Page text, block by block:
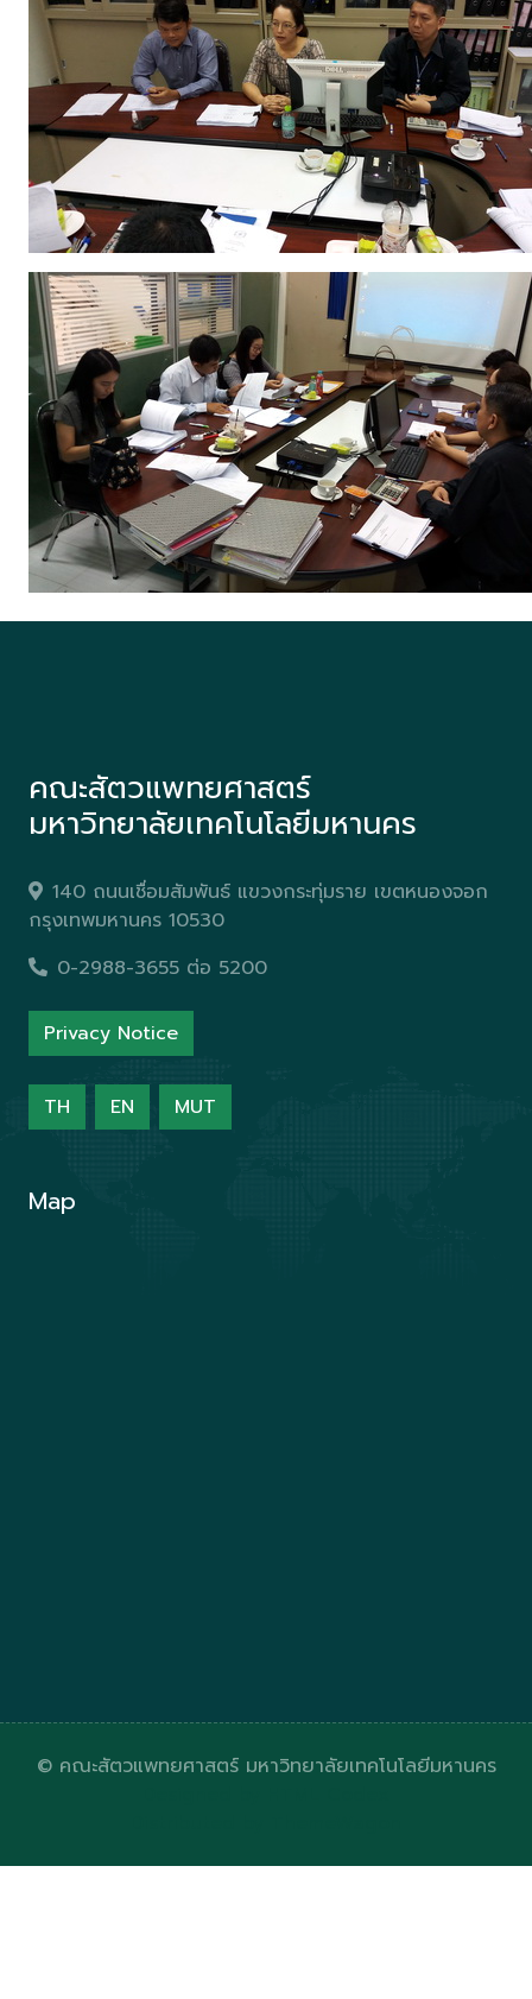
คณะสัตวแพทยศาสตร์
มหาวิทยาลัยเทคโนโลยีมหานคร
140 ถนนเชื่อมสัมพันธ์ แขวงกระทุ่มราย เขตหนองจอก
กรุงเทพมหานคร 10530
0-2988-3655 ต่อ 5200
Privacy Notice
TH EN MUT
Map
© คณะสัตวแพทยศาสตร์ มหาวิทยาลัยเทคโนโลยีมหานคร